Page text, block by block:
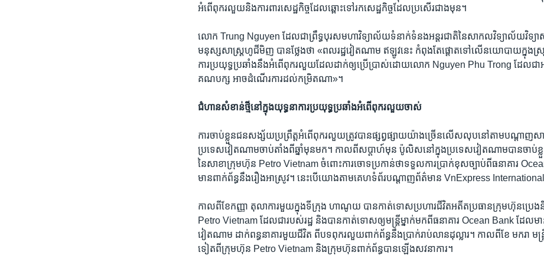
អំពើ​ពុករលួយ​និង​ការពារ​សេដ្ឋកិច្ច​ដែល​ឆ្ពោះ​ទៅ​រក​សេដ្ឋកិច្ច​ដែល​ប្រសើរ​ជាងមុន។ ​
លោក Trung Nguyen ដែល​ជា​ព្រឹទ្ធបុរស​មហាវិទ្យាល័យ​ទំនាក់ទំនង​អន្តរជាតិ​នៃ​សាកលវិទ្យាល័យ​វិទ្យា
មនុស្សសាស្ត្រ​ហូជីមិញ បាន​ថ្លែង​ថា «ពលរដ្ឋ​វៀតណាម​ ឥឡូវ​នេះ កំពុង​តែ​ផ្តោត​ទៅ​លើ​នយោបាយ​ក្នុង​ស្រុ
ការ​ប្រយុទ្ធប្រឆាំង​នឹង​អំពើ​ពុករលួយ​ដែល​ដាក់​ឲ្យ​ប្រើប្រាស់​ដោយ​លោក Nguyen Phu Trong ដែល​ជា​អ
គណបក្ស​ អាច​ដំណើរការ​ដល់កម្រិត​ណា»។ ​
ជំហាន​សំខាន់​ថ្មី​នៅ​ក្នុង​យុទ្ធនាការ​ប្រយុទ្ធ​ប្រឆាំង​អំពើ​ពុករលួយ​ចាស់​
ការ​ចាប់​ខ្លួន​ជនសង្ស័យ​ប្រព្រឹត្ត​អំពើ​ពុករលួយ​ត្រូវ​បាន​ផ្សព្វផ្សាយ​យ៉ាង​ច្រើន​លើសលុប​នៅ​តាម​បណ្តាញ​សា
ប្រទេស​វៀតណាម​ចាប់​តាំង​ពី​ឆ្នាំ​មុន​មក។ កាល​ពី​សប្តាហ៍​មុន ប៉ូលិស​នៅ​ក្នុង​ប្រទេស​វៀតណាម​បាន​ចាប់​ខ្លួន​
នៃ​សាខា​ក្រុមហ៊ុន Petro Vietnam ចំពោះ​ការ​ចោទប្រកាន់​ថា​ទទួល​ការប្រាក់​ខុស​ច្បាប់​ពី​ធនាគារ
មាន​ពាក់ព័ន្ធ​នឹង​រឿង​អាស្រូវ។ នេះ​បើ​យោង​តាម​គេហទំព័រ​បណ្តាញ​ព័ត៌មាន VnExpress
កាល​ពី​ខែកញ្ញា ​តុលាការ​មួយ​ក្នុង​ទីក្រុង ហាណូយ បាន​កាត់ទោស​ប្រហារជីវិត​អតីត​ប្រធាន​ក្រុមហ៊ុន​ប្រេង​
Petro Vietnam ដែល​ជា​របស់​រដ្ឋ និង​បាន​កាត់ទោស​ឲ្យ​មន្ត្រី​ម្នាក់​មក​ពី​ធនាគារ Ocean Bank ដែល​ម
វៀតណាម ដាក់​ពន្ធនាគារ​មួយ​ជីវិត ពី​បទ​ពុករលួយ​ពាក់ព័ន្ធ​នឹង​ប្រាក់​រាប់​លាន​ដុល្លារ។ កាល​ពី​ខែ មករា មន្
ទៀត​ពី​ក្រុមហ៊ុន Petro Vietnam និង​ក្រុមហ៊ុន​ពាក់ព័ន្ធ​បាន​ឡើង​សវនាការ។ ​